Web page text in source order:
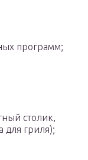
программ;
столик,
для гриля);